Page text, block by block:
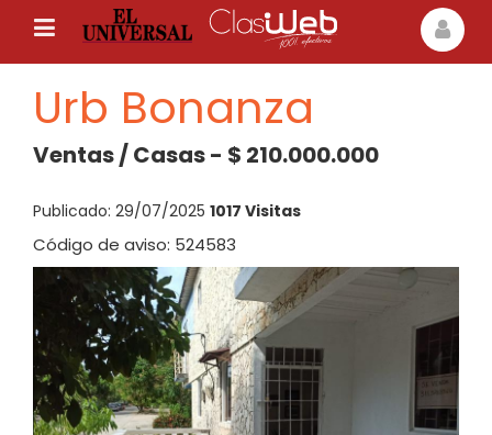
Urb Bonanza
Ventas / Casas - $ 210.000.000
Publicado: 29/07/2025 1017 Visitas
Código de aviso: 524583